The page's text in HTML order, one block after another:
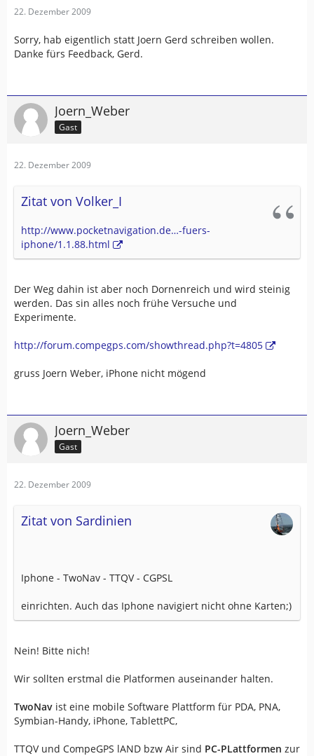
22. Dezember 2009
Sorry, hab eigentlich statt Joern Gerd schreiben wollen.
Danke fürs Feedback, Gerd.
Joern_Weber
Gast
22. Dezember 2009
Zitat von Volker_I
http://www.pocketnavigation.de…-fuers-
iphone/1.1.88.html
Der Weg dahin ist aber noch Dornenreich und wird steinig
werden. Das sin alles noch frühe Versuche und
Experimente.
http://forum.compegps.com/showthread.php?t=4805
gruss Joern Weber, iPhone nicht mögend
Joern_Weber
Gast
22. Dezember 2009
Zitat von Sardinien
Iphone - TwoNav - TTQV - CGPSL
einrichten. Auch das Iphone navigiert nicht ohne Karten;)
Nein! Bitte nich!
Wir sollten erstmal die Platformen auseinander halten.
TwoNav ist eine mobile Software Plattform für PDA, PNA,
Symbian-Handy, iPhone, TablettPC,
TTQV und CompeGPS lAND bzw Air sind PC-PLattformen zur